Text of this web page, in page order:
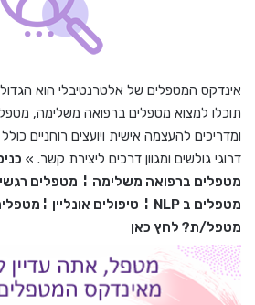
אינדקס המטפלים של אלטרנטיבלי הוא הגדול
תוכלו למצוא מטפלים ברפואה משלימה,
ומדריכים להעצמה אישית ויועצים רוחניים
דרוגי גולשים ומגוון דרכים ליצירת קשר. »
מטפלים ברפואה משלימה ¦ מטפלים
מטפלים ב NLP
¦ טיפולים אונליין ¦
מטפל/ת? לחץ כאן